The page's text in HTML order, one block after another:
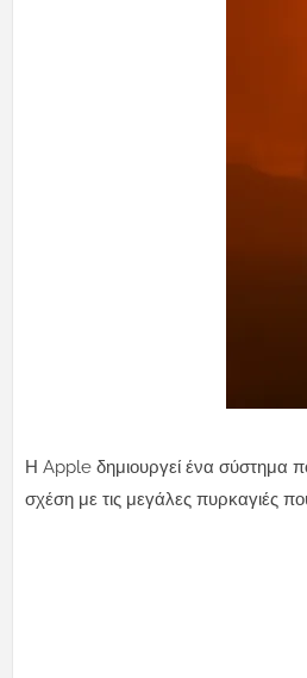
Η Apple δημιουργεί ένα σύστημα
σχέση με τις μεγάλες πυρκαγιές